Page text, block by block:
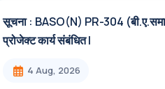
सूचना : BASO(N) PR-304
प्रोजेक्ट कार्य संबंधित l
4 Aug, 2026